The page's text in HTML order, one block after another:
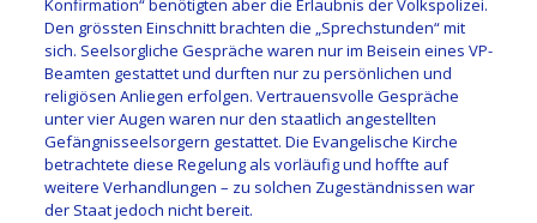
Konfirmation“ benötigten aber die Erlaubnis der Volkspolizei.
Den grössten Einschnitt brachten die „Sprechstunden“ mit
sich. Seelsorgliche Gespräche waren nur im Beisein eines VP-
Beamten gestattet und durften nur zu persönlichen und
religiösen Anliegen erfolgen. Vertrauensvolle Gespräche
unter vier Augen waren nur den staatlich angestellten
Gefängnisseelsorgern gestattet. Die Evangelische Kirche
betrachtete diese Regelung als vorläufig und hoffte auf
weitere Verhandlungen – zu solchen Zugeständnissen war
der Staat jedoch nicht bereit.